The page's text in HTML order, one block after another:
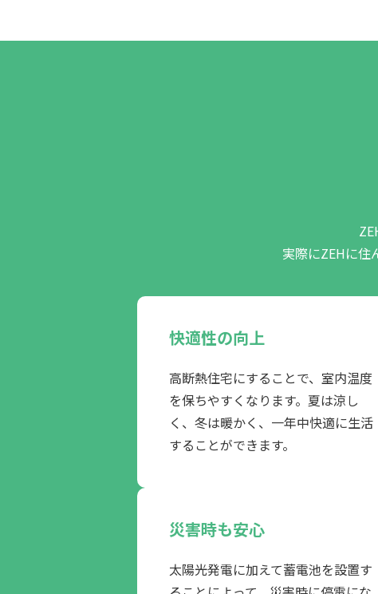
実際にZEHに住
快適性の向上
高断熱住宅にすることで、室内温度
を保ちやすくなります。夏は涼し
く、冬は暖かく、一年中快適に生活
することができます。
災害時も安心
太陽光発電に加えて蓄電池を設置す